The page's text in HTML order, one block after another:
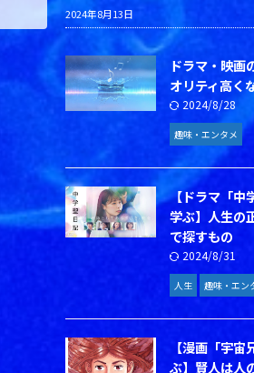
2024年8月13日
ドラマ・映画
オリティ高く
2024/8/28
趣味・エンタメ
【ドラマ「中
学ぶ】人生の
で探すもの
2024/8/31
人生 趣味・エン
【漫画「宇
ぶ】賢人は人